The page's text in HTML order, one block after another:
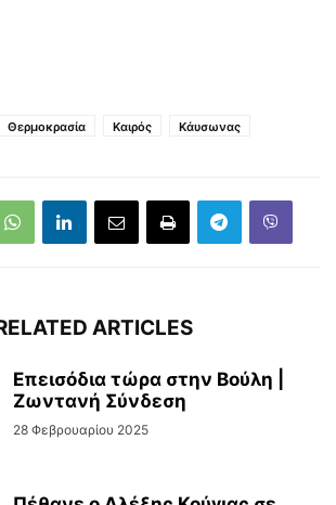
Θερμοκρασία Καιρός Κάυσωνας
ARTICLES
Επεισόδια τώρα στην Βούλη |
Ζωντανή Σύνδεση
28 Φεβρουαρίου 2025